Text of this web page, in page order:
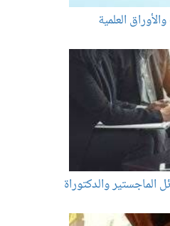
العلمية
الماجستير والدكتوراة